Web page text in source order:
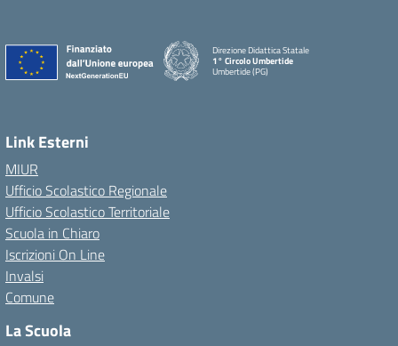
Direzione Didattica Statale
1° Circolo Umbertide
Umbertide (PG)
Link Esterni
MIUR
Ufficio Scolastico Regionale
Ufficio Scolastico Territoriale
Scuola in Chiaro
Iscrizioni On Line
Invalsi
Comune
La Scuola